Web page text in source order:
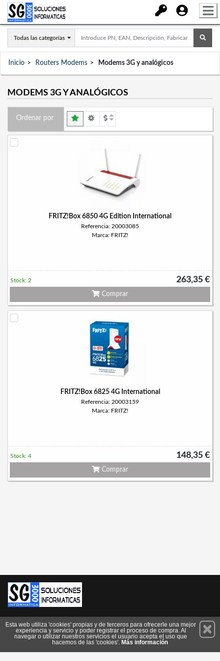
Todas las categorías
Inicio Routers Modems Modems 3G y analógicos
MODEMS 3G Y ANALÓGICOS
Ordenar por
FRITZ!Box 6850 4G Edition International
Referencia: 20003085
Marca: FRITZ!
263,35 €
Stock: 2
Comprar
FRITZ!Box 6825 4G International
Referencia: 20003159
Marca: FRITZ!
148,35 €
Stock: 4
Comprar
Suscríbete
Esta web utiliza 'cookies' propias y de terceros para ofrecerle una mejor
experiencia y servicio y poder registrar el proceso de compra. Al
navegar o utilizar nuestros servicios el usuario acepta el uso que
hacemos de las 'cookies'. Más información